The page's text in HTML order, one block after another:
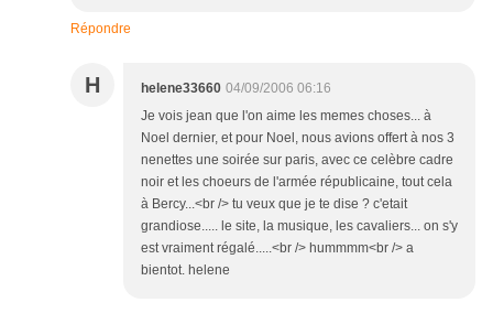
Répondre
H helene33660 04/09/2006 06:16
Je vois jean que l'on aime les memes choses... à
Noel dernier, et pour Noel, nous avions offert à nos 3
nenettes une soirée sur paris, avec ce celèbre cadre
noir et les choeurs de l'armée républicaine, tout cela
à Bercy...<br /> tu veux que je te dise ? c'etait
grandiose..... le site, la musique, les cavaliers... on s'y
est vraiment régalé.....<br /> hummmm<br /> a
bientot. helene